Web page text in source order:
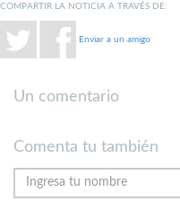
COMPARTIR LA NOTICIA A TRAVÉS DE:
Enviar a un amigo
Un comentario
Comenta tu también